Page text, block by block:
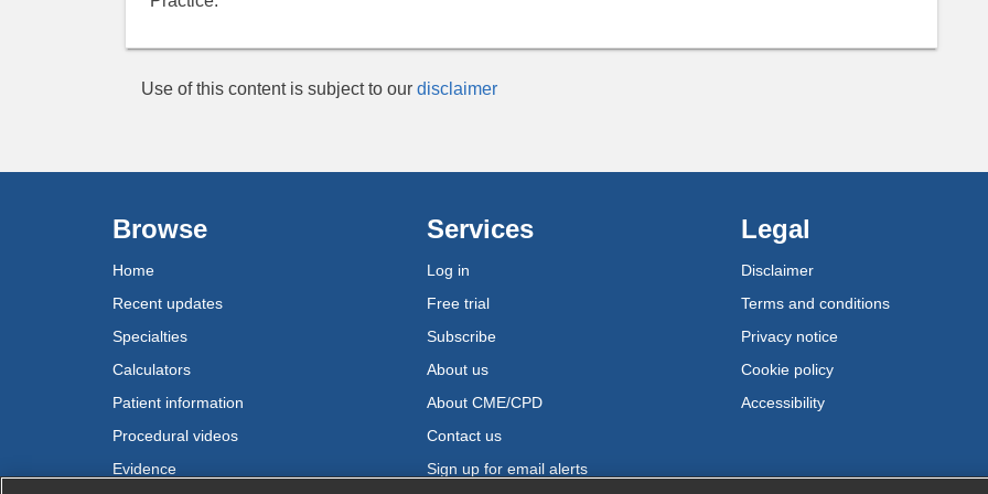
Use of this content is subject to our disclaimer
Browse
Home
Recent updates
Specialties
Calculators
Patient information
Procedural videos
Evidence
Services
Log in
Free trial
Subscribe
About us
About CME/CPD
Contact us
Sign up for email alerts
Legal
Disclaimer
Terms and conditions
Privacy notice
Cookie policy
Accessibility